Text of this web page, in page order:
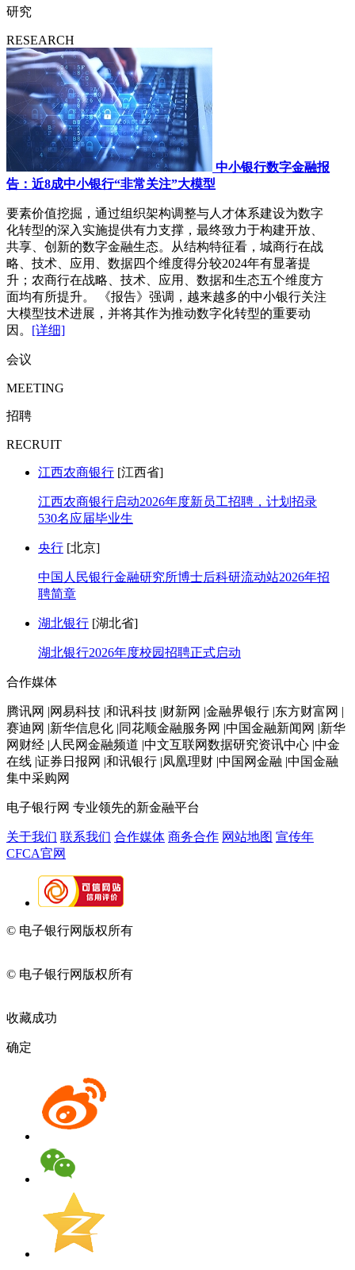
研究
RESEARCH
中小银行数字金融报
告：近8成中小银行“非常关注”大模型
要素价值挖掘，通过组织架构调整与人才体系建设为数字
化转型的深入实施提供有力支撑，最终致力于构建开放、
共享、创新的数字金融生态。从结构特征看，城商行在战
略、技术、应用、数据四个维度得分较2024年有显著提
升；农商行在战略、技术、应用、数据和生态五个维度方
面均有所提升。 《报告》强调，越来越多的中小银行关注
大模型技术进展，并将其作为推动数字化转型的重要动
因。 [详细]
会议
MEETING
招聘
RECRUIT
江西农商银行 [江西省]
江西农商银行启动2026年度新员工招聘，计划招录
530名应届毕业生
央行 [北京]
中国人民银行金融研究所博士后科研流动站2026年招
聘简章
湖北银行 [湖北省]
湖北银行2026年度校园招聘正式启动
合作媒体
腾讯网 |网易科技 |和讯科技 |财新网 |金融界银行 |东方财富网 |
赛迪网 |新华信息化 |同花顺金融服务网 |中国金融新闻网 |新华
网财经 |人民网金融频道 |中文互联网数据研究资讯中心 |中金
在线 |证券日报网 |和讯银行 |凤凰理财 |中国网金融 |中国金融
集中采购网
电子银行网 专业领先的新金融平台
关于我们 联系我们 合作媒体 商务合作 网站地图 宣传年
CFCA官网
© 电子银行网版权所有
© 电子银行网版权所有
收藏成功
确定